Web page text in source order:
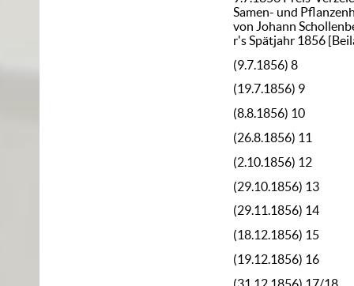
Samen- und
von Johann
r's Spätjahr 1856
(9.7.1856) 8
(19.7.1856) 9
(8.8.1856) 10
(26.8.1856) 11
(2.10.1856) 12
(29.10.1856) 13
(29.11.1856) 14
(18.12.1856) 15
(19.12.1856) 16